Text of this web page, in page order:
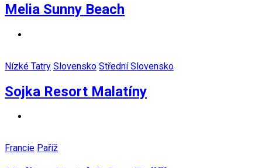
Melia Sunny Beach
Nízké Tatry Slovensko Střední Slovensko
Sojka Resort Malatíny
Francie Paříž